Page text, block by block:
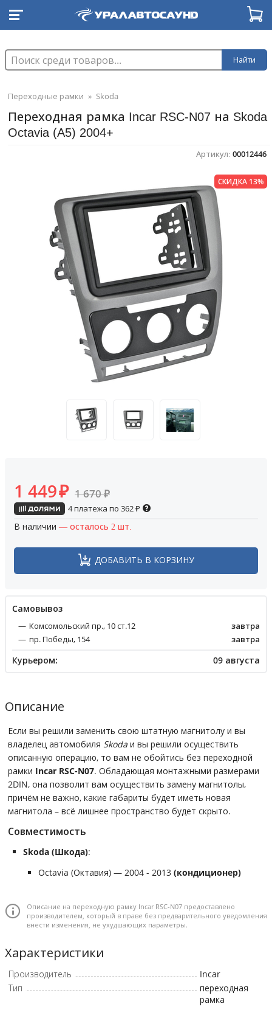
Найти
Переходные рамки » Skoda
Переходная рамка Incar RSC-N07 на Skoda
Octavia (A5) 2004+
Артикул: 00012446
СКИДКА 13%
1 449₽ 1 670₽
4 платежа по 362₽
В наличии — осталось 2 шт.
ДОБАВИТЬ В КОРЗИНУ
Cамовывоз
Комсомольский пр., 10 ст.12
завтра
пр. Победы, 154
завтра
Курьером: 09 августа
Описание
Если вы решили заменить свою штатную магнитолу и вы
владелец автомобиля Skoda и вы решили осуществить
описанную операцию, то вам не обойтись без переходной
рамки Incar RSC-N07. Обладающая монтажными размерами
2DIN, она позволит вам осуществить замену магнитолы,
причём не важно, какие габариты будет иметь новая
магнитола – всё лишнее пространство будет скрыто.
Совместимость
Skoda (Шкода):
Octavia (Октавия) — 2004 - 2013 (кондиционер)
Описание на переходную рамку Incar RSC-N07 предоставлено
производителем, который в праве без предварительного уведомления
внести изменения, не ухудшающих параметры.
Характеристики
Производитель
Incar
Тип
переходная
рамка